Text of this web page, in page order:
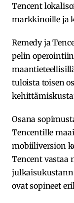
Tencent
markkinoille ja
Remedy ja
pelin
tuloista toisen
Osana
Tencentille
mobiiliversion
Tencent vastaa
ovat sopineet